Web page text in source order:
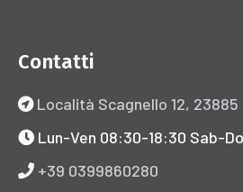
Contatti
Località Scagnello 12, 23885
Lun-Ven 08:30-18:30 Sab-
+39 0399860280